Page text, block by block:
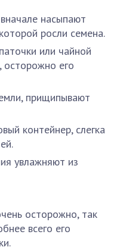
насыпают
росли семена.
или чайной
его
прищипывают
контейнер, слегка
увлажняют из
осторожно, так
всего его